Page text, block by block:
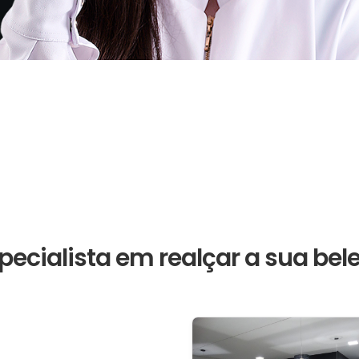
em realçar a sua